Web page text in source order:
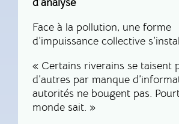
Face à la pollution, une forme
d’impuissance collective
« Certains riverains se taisent
d’autres par manque
autorités ne bougent pas.
monde sait. »